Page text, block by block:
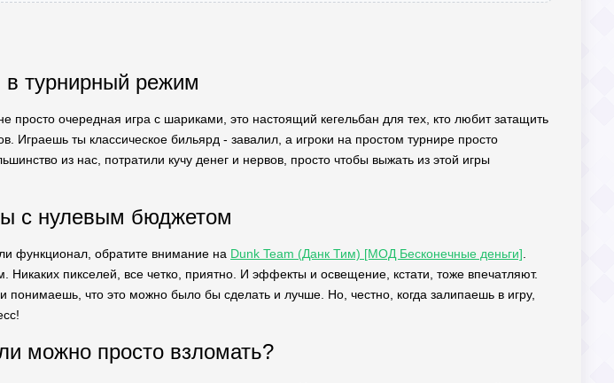
в турнирный режим
просто очередная игра с шариками, это настоящий кегельбан для тех, кто любит затащить
Играешь ты классическое бильярд - завалил, а игроки на простом турнире просто
из нас, потратили кучу денег и нервов, просто чтобы выжать из этой игры
с нулевым бюджетом
функционал, обратите внимание на Dunk Team (Данк Тим) [МОД Бесконечные деньги]
пикселей, все четко, приятно. И эффекты и освещение, кстати, тоже впечатляют.
понимаешь, что это можно было бы сделать и лучше. Но, честно, когда залипаешь в игру,
можно просто взломать?